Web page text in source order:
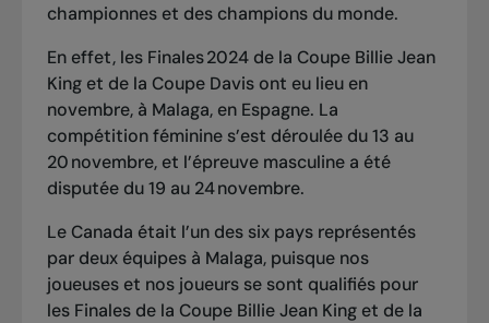
championnes et des champions du monde.
En effet, les Finales 2024 de la Coupe Billie Jean
King et de la Coupe Davis ont eu lieu en
novembre, à Malaga, en Espagne. La
compétition féminine s’est déroulée du 13 au
20 novembre, et l’épreuve masculine a été
disputée du 19 au 24 novembre.
Le Canada était l’un des six pays représentés
par deux équipes à Malaga, puisque nos
joueuses et nos joueurs se sont qualifiés pour
les Finales de la Coupe Billie Jean King et de la